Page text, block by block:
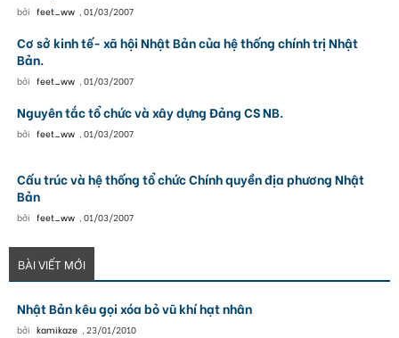
bởi feet_ww , 01/03/2007
Cơ sở kinh tế- xã hội Nhật Bản của hệ thống chính trị Nhật
Bản.
bởi feet_ww , 01/03/2007
Nguyên tắc tổ chức và xây dựng Đảng CS NB.
bởi feet_ww , 01/03/2007
Cấu trúc và hệ thống tổ chức Chính quyền địa phương Nhật
Bản
bởi feet_ww , 01/03/2007
BÀI VIẾT MỚI
Nhật Bản kêu gọi xóa bỏ vũ khí hạt nhân
bởi kamikaze , 23/01/2010